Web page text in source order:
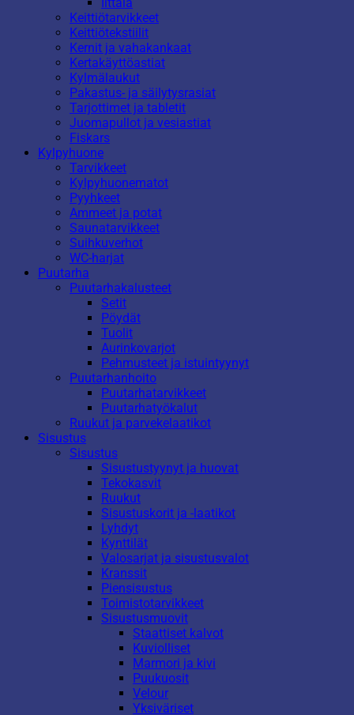
Keittiötarvikkeet
Keittiötekstiilit
Kernit ja vahakankaat
Kertakäyttöastiat
Kylmälaukut
Pakastus- ja säilytysrasiat
Tarjottimet ja tabletit
Juomapullot ja vesiastiat
Fiskars
Kylpyhuone
Tarvikkeet
Kylpyhuonematot
Pyyhkeet
Ammeet ja potat
Saunatarvikkeet
Suihkuverhot
WC-harjat
Puutarha
Puutarhakalusteet
Setit
Pöydät
Tuolit
Aurinkovarjot
Pehmusteet ja istuintyynyt
Puutarhanhoito
Puutarhatarvikkeet
Puutarhatyökalut
Ruukut ja parvekelaatikot
Sisustus
Sisustus
Sisustustyynyt ja huovat
Tekokasvit
Ruukut
Sisustuskorit ja -laatikot
Lyhdyt
Kynttilät
Valosarjat ja sisustusvalot
Kranssit
Piensisustus
Toimistotarvikkeet
Sisustusmuovit
Staattiset kalvot
Kuviolliset
Marmori ja kivi
Puukuosit
Velour
Yksiväriset